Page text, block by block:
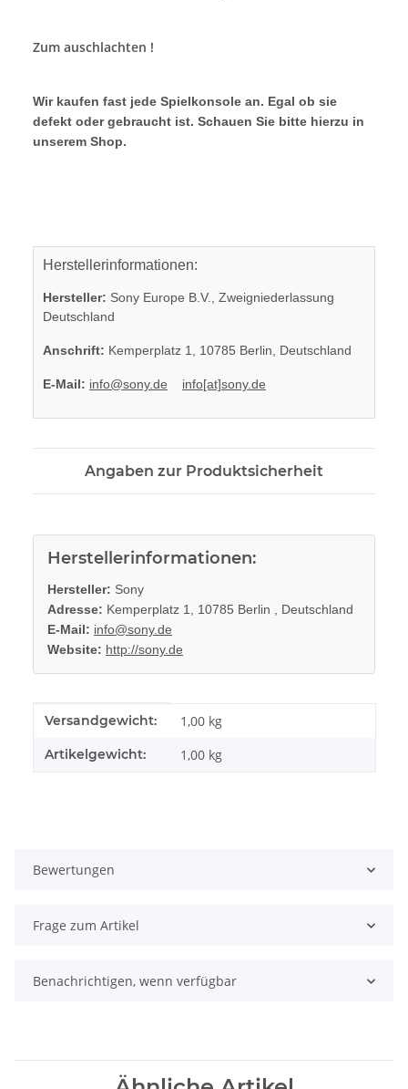
Zum auschlachten !
Wir kaufen fast jede Spielkonsole an. Egal ob sie
defekt oder gebraucht ist. Schauen Sie bitte hierzu in
unserem Shop.
Herstellerinformationen:
Hersteller: Sony Europe B.V., Zweigniederlassung
Deutschland
Anschrift: Kemperplatz 1, 10785 Berlin, Deutschland
E-Mail: info@sony.de info[at]sony.de
Angaben zur Produktsicherheit
Herstellerinformationen:
Hersteller: Sony
Adresse: Kemperplatz 1, 10785 Berlin , Deutschland
E-Mail: info@sony.de
Website: http://sony.de
Produkteigenschaft
Wert
Versandgewicht: 1,00 kg
Artikelgewicht: 1,00 kg
Bewertungen
Frage zum Artikel
Benachrichtigen, wenn verfügbar